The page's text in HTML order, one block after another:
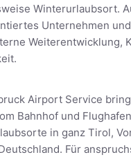
Winterurlaubsort.
Unternehmen
Weiterentwicklung,
Airport Service
Bahnhof und
in ganz Tirol,
Für